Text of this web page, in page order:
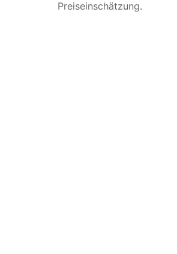
Preiseinschätzung.